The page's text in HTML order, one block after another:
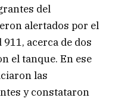
del
alertados por el
acerca de dos
el tanque. En ese
las
y constataron